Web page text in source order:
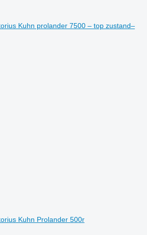
Kuhn prolander 7500 – top zustand–
Kuhn Prolander 500r